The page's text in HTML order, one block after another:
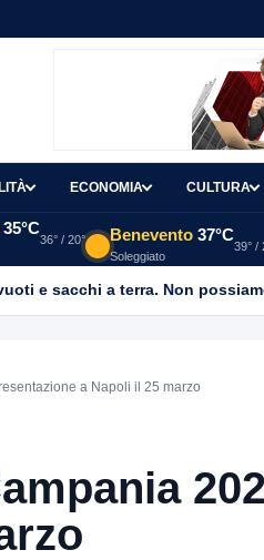
ECONOMIA CULTURA
35°C
36° / 20° Benevento 37°C
Soleggiato
39° /
e sacchi a terra. Non
a Napoli il 25 marzo